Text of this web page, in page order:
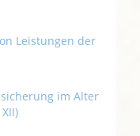
Leistungen der
im Alter